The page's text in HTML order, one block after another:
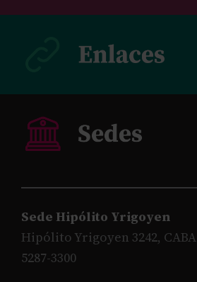
Sede Hipólito Yrigoyen
Hipólito Yrigoyen 3242, CABA
5287-3300